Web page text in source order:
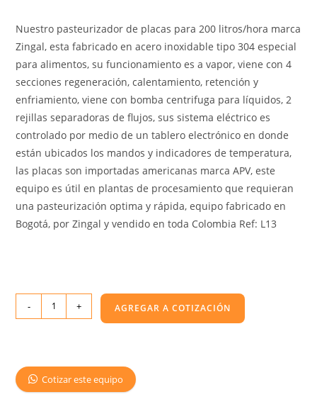
Nuestro pasteurizador de placas para 200 litros/hora marca
Zingal, esta fabricado en acero inoxidable tipo 304 especial
para alimentos, su funcionamiento es a vapor, viene con 4
secciones regeneración, calentamiento, retención y
enfriamiento, viene con bomba centrifuga para líquidos, 2
rejillas separadoras de flujos, sus sistema eléctrico es
controlado por medio de un tablero electrónico en donde
están ubicados los mandos y indicadores de temperatura,
las placas son importadas americanas marca APV, este
equipo es útil en plantas de procesamiento que requieran
una pasteurización optima y rápida, equipo fabricado en
Bogotá, por Zingal y vendido en toda Colombia Ref: L13
- + AGREGAR A COTIZACIÓN
Cotizar este equipo